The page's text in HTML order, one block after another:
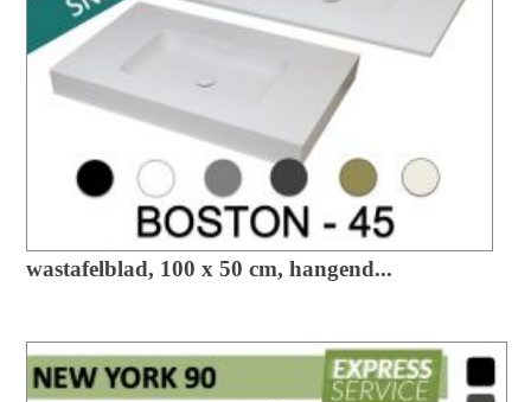
wastafelblad, 100 x 50 cm, hangend...